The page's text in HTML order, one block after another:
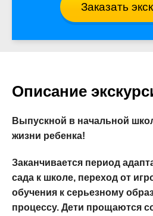
Заказать
Описание
Выпускной в начальной
жизни ребенка!
Заканчивается период
сада к школе, переход от
обучения к серьезному
процессу. Дети прощаются